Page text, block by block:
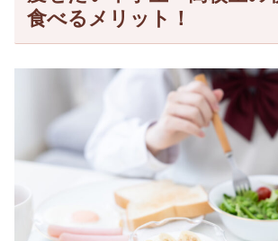
食べるメリット！